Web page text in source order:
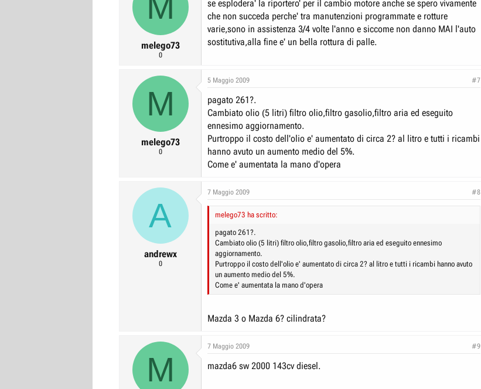
melego73
0
se esplodera' la riportero' per il cambio motore anche se spero vivamente
che non succeda perche' tra manutenzioni programmate e rotture
varie,sono in assistenza 3/4 volte l'anno e siccome non danno MAI l'auto
sostitutiva,alla fine e' un bella rottura di palle.
M
melego73
0
5 Maggio 2009 #7
pagato 261?.
Cambiato olio (5 litri) filtro olio,filtro gasolio,filtro aria ed eseguito
ennesimo aggiornamento.
Purtroppo il costo dell'olio e' aumentato di circa 2? al litro e tutti i ricambi
hanno avuto un aumento medio del 5%.
Come e' aumentata la mano d'opera
A
andrewx
0
7 Maggio 2009 #8
melego73 ha scritto:
pagato 261?.
Cambiato olio (5 litri) filtro olio,filtro gasolio,filtro aria ed eseguito ennesimo
aggiornamento.
Purtroppo il costo dell'olio e' aumentato di circa 2? al litro e tutti i ricambi hanno avuto
un aumento medio del 5%.
Come e' aumentata la mano d'opera
Mazda 3 o Mazda 6? cilindrata?
M
7 Maggio 2009 #9
mazda6 sw 2000 143cv diesel.